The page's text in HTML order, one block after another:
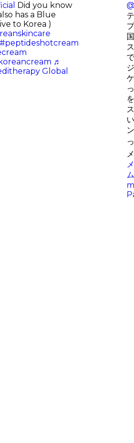
Did you know
has a Blue
to Korea )
#peptideshotcream
♬
Global
ム